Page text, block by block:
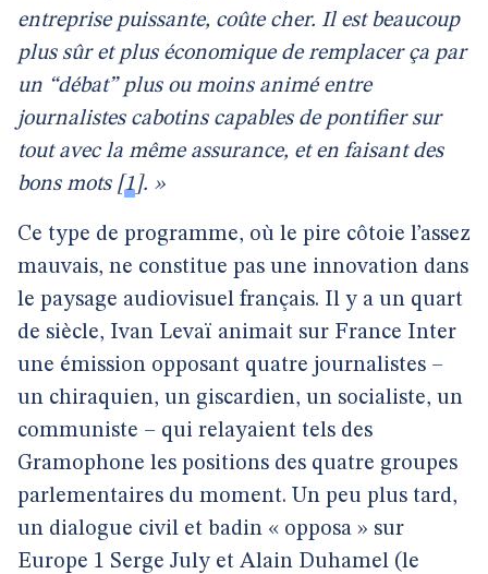
entreprise puissante, coûte cher. Il est beaucoup
plus sûr et plus économique de remplacer ça par
un “débat” plus ou moins animé entre
journalistes cabotins capables de pontifier sur
tout avec la même assurance, et en faisant des
bons mots[1]. »
Ce type de programme, où le pire côtoie l’assez
mauvais, ne constitue pas une innovation dans
le paysage audiovisuel français. Il y a un quart
de siècle, Ivan Levaï animait sur France Inter
une émission opposant quatre journalistes –
un chiraquien, un giscardien, un socialiste, un
communiste – qui relayaient tels des
Gramophone les positions des quatre groupes
parlementaires du moment. Un peu plus tard,
un dialogue civil et badin « opposa » sur
Europe 1 Serge July et Alain Duhamel (le